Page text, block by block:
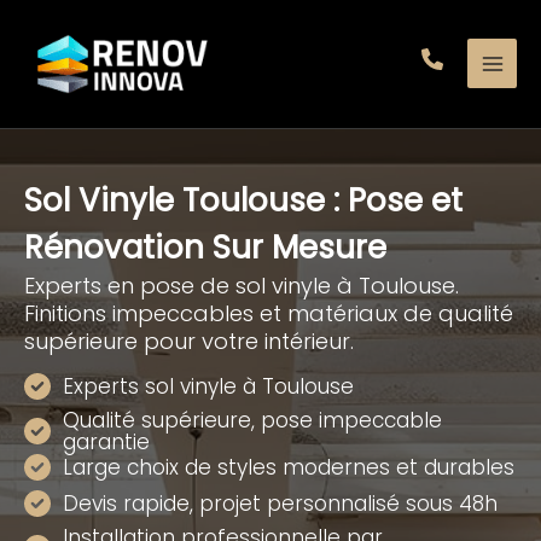
contenu
Sol Vinyle Toulouse : Pose et
Rénovation Sur Mesure
Experts en pose de sol vinyle à Toulouse.
Finitions impeccables et matériaux de qualité
supérieure pour votre intérieur.
Experts sol vinyle à Toulouse
Qualité supérieure, pose impeccable
garantie
Large choix de styles modernes et durables
Devis rapide, projet personnalisé sous 48h